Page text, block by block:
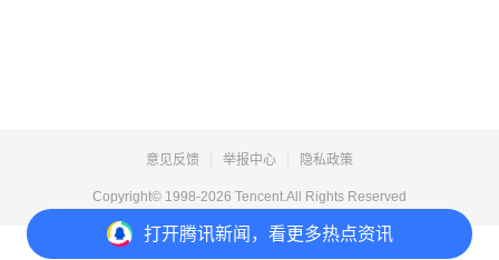
打开腾讯新闻，看更多热点资讯
意见反馈 举报中心 隐私政策
Copyright© 1998-2026 Tencent.All Rights Reserved